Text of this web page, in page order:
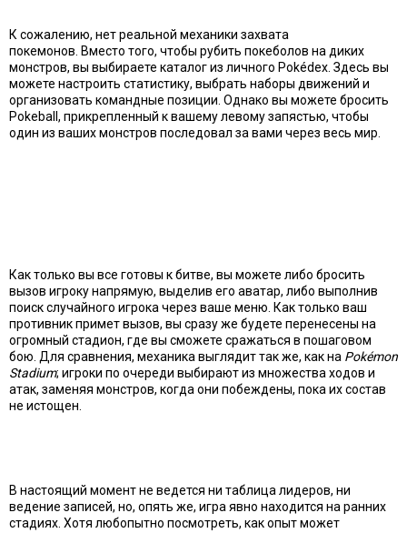
К сожалению, нет реальной механики захвата
покемонов. Вместо того, чтобы рубить покеболов на диких
монстров, вы выбираете каталог из личного Pokédex. Здесь вы
можете настроить статистику, выбрать наборы движений и
организовать командные позиции. Однако вы можете бросить
Pokeball, прикрепленный к вашему левому запястью, чтобы
один из ваших монстров последовал за вами через весь мир.
Как только вы все готовы к битве, вы можете либо бросить
вызов игроку напрямую, выделив его аватар, либо выполнив
поиск случайного игрока через ваше меню. Как только ваш
противник примет вызов, вы сразу же будете перенесены на
огромный стадион, где вы сможете сражаться в пошаговом
бою. Для сравнения, механика выглядит так же, как на Pokémon
Stadium; игроки по очереди выбирают из множества ходов и
атак, заменяя монстров, когда они побеждены, пока их состав
не истощен.
В настоящий момент не ведется ни таблица лидеров, ни
ведение записей, но, опять же, игра явно находится на ранних
стадиях. Хотя любопытно посмотреть, как опыт может